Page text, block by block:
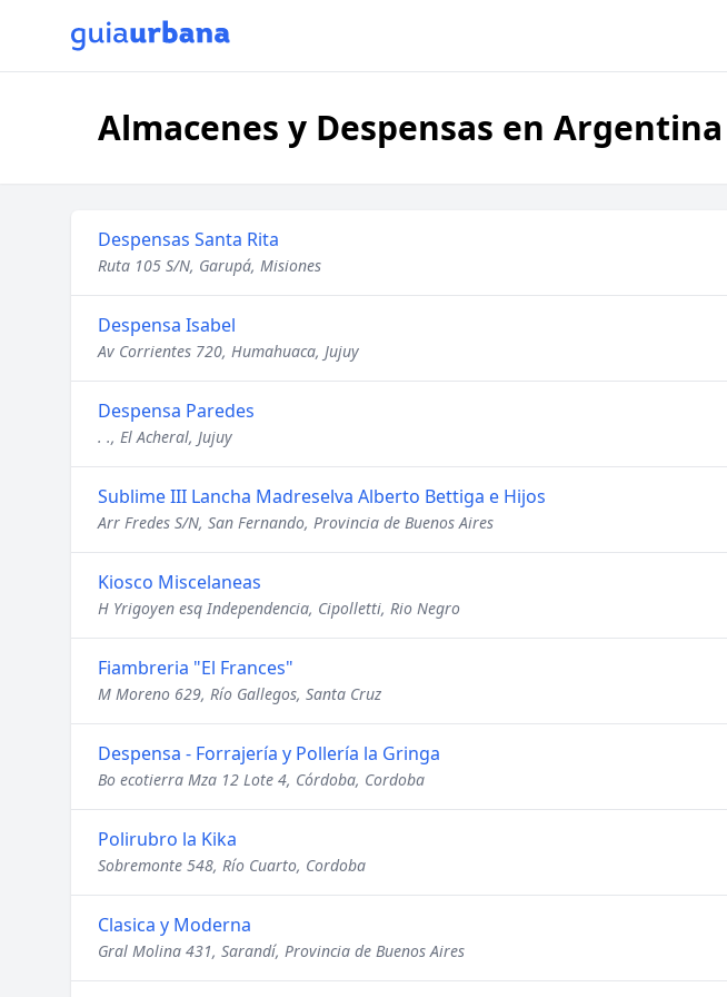
Almacenes y Despensas en Argentina
Despensas Santa Rita
Ruta 105 S/N, Garupá, Misiones
Despensa Isabel
Av Corrientes 720, Humahuaca, Jujuy
Despensa Paredes
. ., El Acheral, Jujuy
Sublime III Lancha Madreselva Alberto Bettiga e Hijos
Arr Fredes S/N, San Fernando, Provincia de Buenos Aires
Kiosco Miscelaneas
H Yrigoyen esq Independencia, Cipolletti, Rio Negro
Fiambreria "El Frances"
M Moreno 629, Río Gallegos, Santa Cruz
Despensa - Forrajería y Pollería la Gringa
Bo ecotierra Mza 12 Lote 4, Córdoba, Cordoba
Polirubro la Kika
Sobremonte 548, Río Cuarto, Cordoba
Clasica y Moderna
Gral Molina 431, Sarandí, Provincia de Buenos Aires